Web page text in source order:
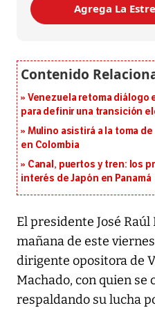
Agrega La
Venezuela retoma diálogo
para definir una transición
Mulino asistirá a la toma
en Colombia
Canal, puertos y tren: los
interés de Japón en Panamá
El presidente José
mañana de este
dirigente opositora de
Machado, con quien
respaldando su lucha